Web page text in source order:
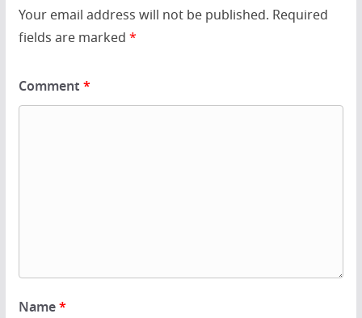
Your email address will not be published. Required
fields are marked *
Comment *
Name*